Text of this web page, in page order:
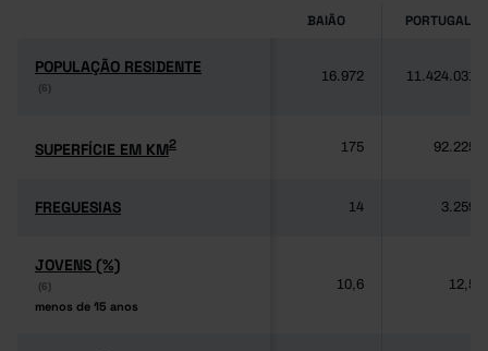
BAIÃO PORTUGAL
POPULAÇÃO RESIDENTE
(6)
POPULAÇÃO RESIDENTE
(6)
16.972 11.424.031
SUPERFÍCIE EM KM2
SUPERFÍCIE EM KM2 175 92.225
FREGUESIAS
FREGUESIAS 14 3.259
JOVENS (%)
(6)
menos de 15 anos
JOVENS (%)
(6)
menos de 15 anos
10,6 12,5